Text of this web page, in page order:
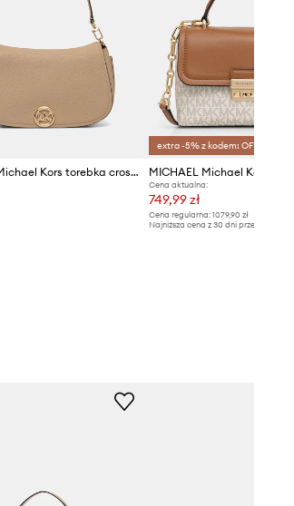
MICHAEL Michael Kors torebka crossbody damska skórzana
extra -5% z kodem: OFF*
MICHAEL Michael Kors
Cena aktualna:
749,99 zł
Cena regularna: 1079,90 zł
Najniższa cena z 30 dni przed obniżką: